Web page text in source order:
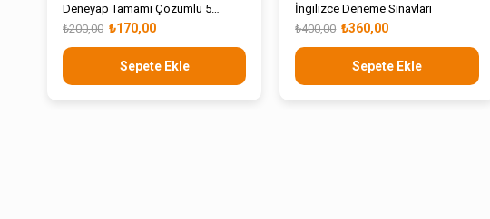
Deneyap Tamamı Çözümlü 5
Fasikül Deneme
₺170,00
₺200,00
Sepete Ekle
İngilizce Deneme Sınavları
₺360,00
₺400,00
Sepete Ekle